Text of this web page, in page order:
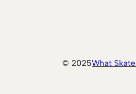
© 2025What